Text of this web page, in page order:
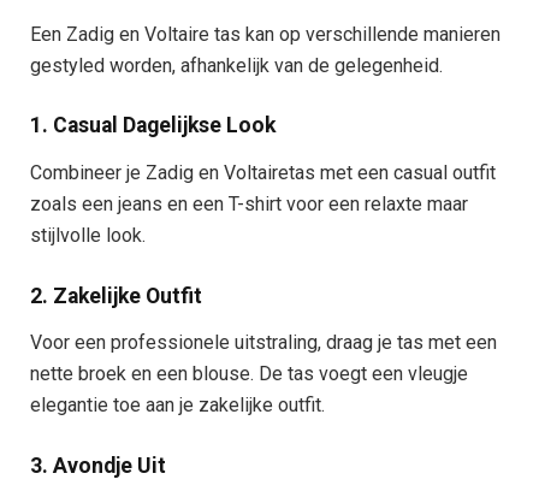
Een Zadig en Voltaire tas kan op verschillende manieren
gestyled worden, afhankelijk van de gelegenheid.
1. Casual Dagelijkse Look
Combineer je Zadig en Voltairetas met een casual outfit
zoals een jeans en een T-shirt voor een relaxte maar
stijlvolle look.
2. Zakelijke Outfit
Voor een professionele uitstraling, draag je tas met een
nette broek en een blouse. De tas voegt een vleugje
elegantie toe aan je zakelijke outfit.
3. Avondje Uit